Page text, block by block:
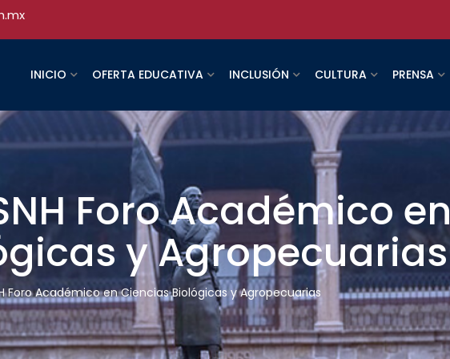
INICIO OFERTA EDUCATIVA INCLUSIÓN CULTURA PRENSA
Foro Académico en
y Agropecuarias
Foro Académico en Ciencias Biológicas y Agropecuarias